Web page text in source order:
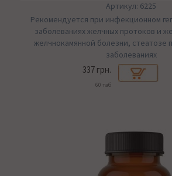
Артикул: 6225
Рекомендуется при инфекционном
заболеваниях желчных протоков и
желчнокамянной болезни, стеатозе
заболеваниях
337 грн.
60 таб